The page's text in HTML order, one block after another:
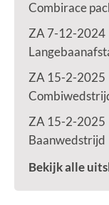
Combirace
ZA 7-12-2024
ZA 15-2-2025
ZA 15-2-2025
Baanwedstrijd
Bekijk alle